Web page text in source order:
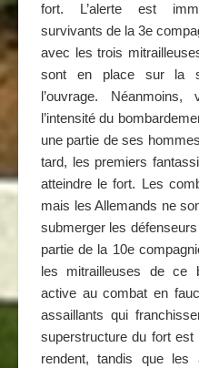
fort. L’alerte est
survivants de la 3e
avec les trois
sont en place sur la
l’ouvrage.
l’intensité du
une partie de ses
tard, les premiers
atteindre le fort. Les
mais les Allemands ne
submerger les
partie de la 10e
les mitrailleuses de ce
active au combat en
assaillants qui
superstructure du fort
rendent, tandis que les